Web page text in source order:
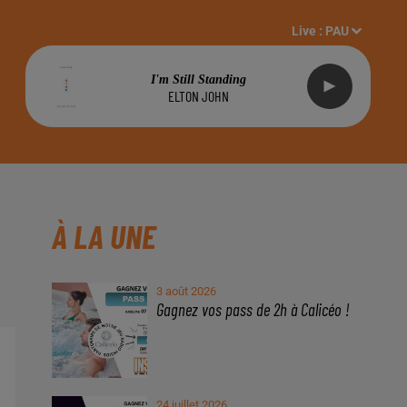
Live : PAU
I'm Still Standing
ELTON JOHN
À LA UNE
3 août 2026
Gagnez vos pass de 2h à Calicéo !